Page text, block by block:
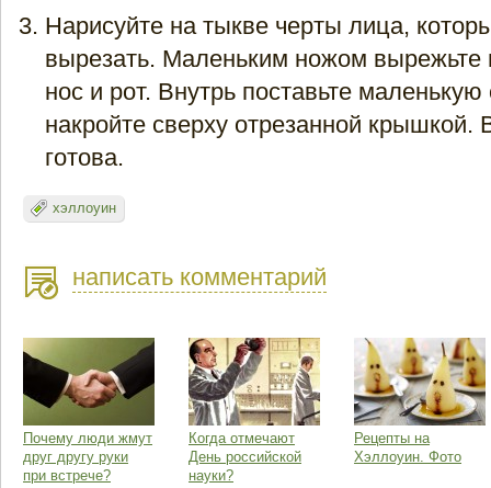
Нарисуйте на тыкве черты лица,
вырезать. Маленьким ножом вырежьте
нос и рот. Внутрь поставьте маленькую
накройте сверху отрезанной крышкой.
готова.
хэллоуин
написать комментарий
Почему люди жмут
друг другу руки
при встрече?
Когда отмечают
День российской
науки?
Рецепты на
Хэллоуин. Фото